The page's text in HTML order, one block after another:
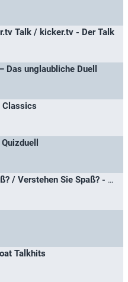
Talk / kicker.tv - Der Talk
Das unglaubliche Duell
Verstehen Sie Spaß? / Verstehen Sie Spaß? - Die Hallervorden-Show
Talkhits